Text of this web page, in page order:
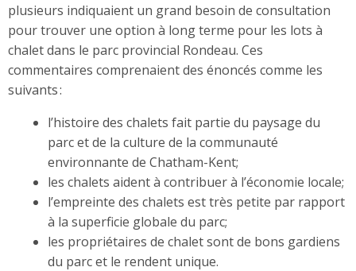
plusieurs indiquaient un grand besoin de consultation
pour trouver une option à long terme pour les lots à
chalet dans le parc provincial Rondeau. Ces
commentaires comprenaient des énoncés comme les
suivants :
l’histoire des chalets fait partie du paysage du
parc et de la culture de la communauté
environnante de Chatham-Kent;
les chalets aident à contribuer à l’économie locale;
l’empreinte des chalets est très petite par rapport
à la superficie globale du parc;
les propriétaires de chalet sont de bons gardiens
du parc et le rendent unique.